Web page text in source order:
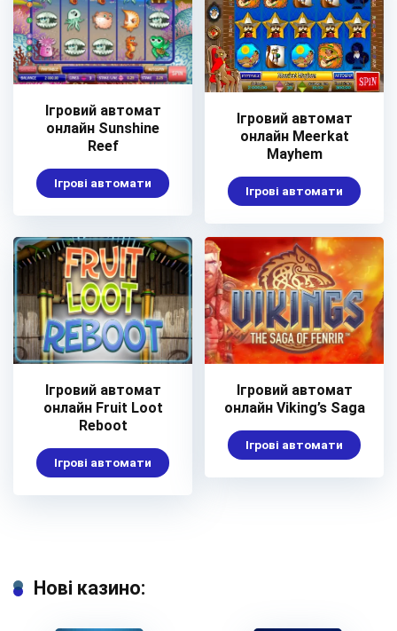
Ігровий автомат
онлайн Sunshine
Reef
Ігрові автомати
Ігровий автомат
онлайн Meerkat
Mayhem
Ігрові автомати
Ігровий автомат
онлайн Fruit Loot
Reboot
Ігрові автомати
Ігровий автомат
онлайн Viking’s Saga
Ігрові автомати
Нові казино: